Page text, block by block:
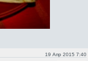
19 Апр 2015 7:40